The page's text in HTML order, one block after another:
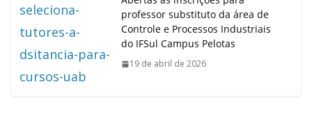
professor substituto da área de
Controle e Processos Industriais
do IFSul Campus Pelotas
19 de abril de 2026